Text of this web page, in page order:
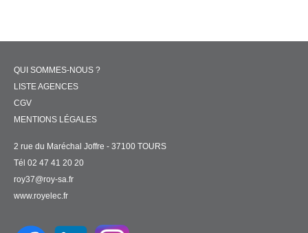
QUI SOMMES-NOUS ?
LISTE AGENCES
CGV
MENTIONS LÉGALES
2 rue du Maréchal Joffre - 37100 TOURS
Tél 02 47 41 20 20
roy37@roy-sa.fr
www.royelec.fr